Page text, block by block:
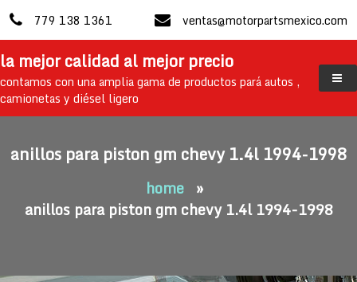
to
content
779 138 1361 ventas@motorpartsmexico.com
la mejor calidad al mejor precio
contamos con una amplia gama de productos pará autos ,
camionetas y diésel ligero
anillos para piston gm chevy 1.4l 1994-1998
home »
anillos para piston gm chevy 1.4l 1994-1998